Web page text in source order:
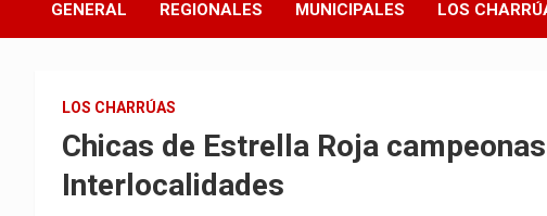
GENERAL REGIONALES MUNICIPALES LOS
LOS CHARRÚAS
Chicas de Estrella Roja
Interlocalidades